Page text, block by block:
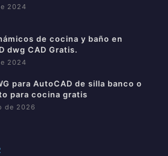
2024
de cocina y baño en
dwg CAD Gratis.
2024
para AutoCAD de silla banco o
para cocina gratis
de 2026